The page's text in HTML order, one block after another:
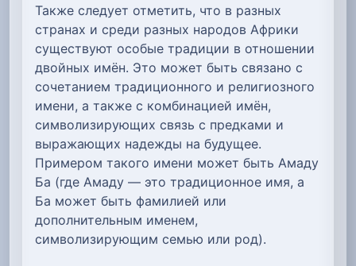
Также следует отметить, что в разных
странах и среди разных народов Африки
существуют особые традиции в отношении
двойных имён. Это может быть связано с
сочетанием традиционного и религиозного
имени, а также с комбинацией имён,
символизирующих связь с предками и
выражающих надежды на будущее.
Примером такого имени может быть Амаду
Ба (где Амаду — это традиционное имя, а
Ба может быть фамилией или
дополнительным именем,
символизирующим семью или род).